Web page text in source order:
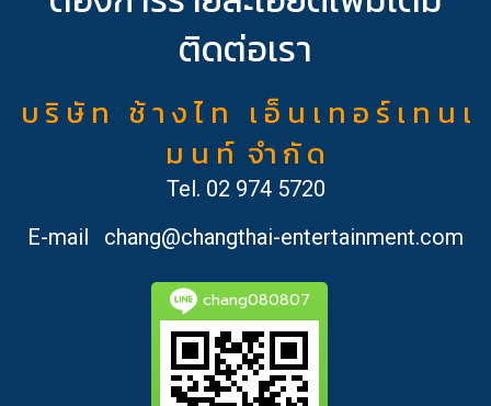
ติดต่อเรา
บ ริ ษั ท ช้ า ง ไ ท เ อ็ น เ ท อ ร์ เ ท น เ
ม น ท์ จำ กั ด
Tel. 02 974 5720
E-mail
chang@changthai-entertainment.com
chang080807